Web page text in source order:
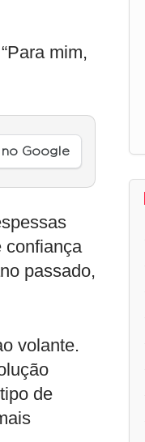
mim,
no Google
confiança
passado,
volante.
de